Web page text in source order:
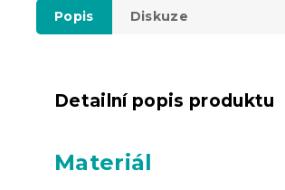
Popis Diskuze
Detailní popis produktu
Materiál